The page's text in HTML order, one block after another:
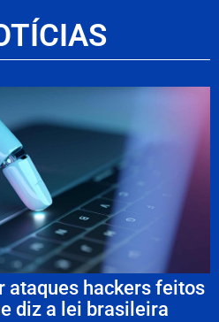
ataques hackers feitos
diz a lei brasileira